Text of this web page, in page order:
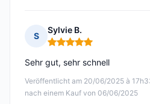
S
Sylvie B.
Hinweis: 5 von 5
Veröffentlicht am 20/06/2025 à
nach einem Kauf von 06/06/2025
Sehr gut, sehr schnell